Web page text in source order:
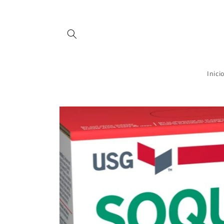
Inicio
directamente
información
del producto